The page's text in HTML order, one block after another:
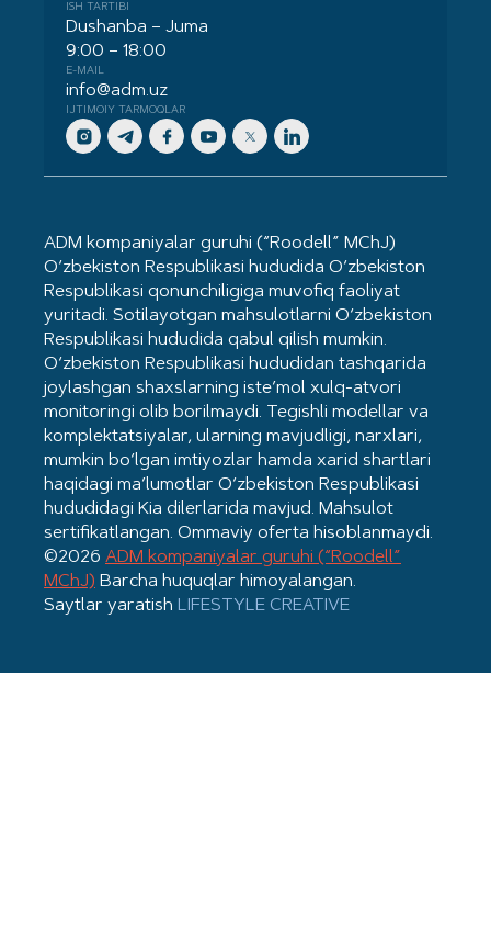
ISH TARTIBI
Dushanba – Juma
9:00 – 18:00
E-MAIL
info@adm.uz
IJTIMOIY TARMOQLAR
ADM kompaniyalar guruhi (“Roodell” MChJ)
O‘zbekiston Respublikasi hududida O‘zbekiston
Respublikasi qonunchiligiga muvofiq faoliyat
yuritadi. Sotilayotgan mahsulotlarni O‘zbekiston
Respublikasi hududida qabul qilish mumkin.
O‘zbekiston Respublikasi hududidan tashqarida
joylashgan shaxslarning iste’mol xulq-atvori
monitoringi olib borilmaydi. Tegishli modellar va
komplektatsiyalar, ularning mavjudligi, narxlari,
mumkin bo‘lgan imtiyozlar hamda xarid shartlari
haqidagi ma’lumotlar O‘zbekiston Respublikasi
hududidagi Kia dilerlarida mavjud. Mahsulot
sertifikatlangan. Ommaviy oferta hisoblanmaydi.
©2026 ADM kompaniyalar guruhi (“Roodell”
MChJ) Barcha huquqlar himoyalangan.
Saytlar yaratish LIFESTYLE CREATIVE